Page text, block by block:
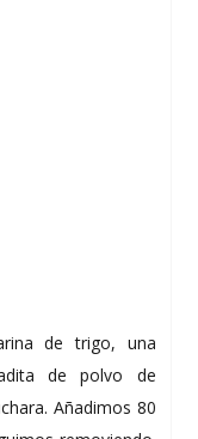
de trigo, una
de polvo de
Añadimos 80